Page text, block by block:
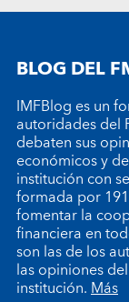
BLOG DEL
IMFBlog es un
autoridades del
debaten sus
económicos y
institución con
formada por
fomentar la
financiera en
son las de los
las opiniones
institución.Más